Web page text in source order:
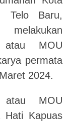
Telo Baru,
melakukan
atau MOU
permata
2024.
atau MOU
Hati Kapuas